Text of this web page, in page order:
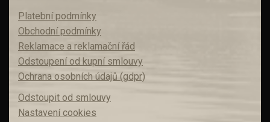
Platební podmínky
Obchodní podmínky
Reklamace a reklamační řád
Odstoupení od kupní smlouvy
Ochrana osobních údajů (gdpr)
Odstoupit od smlouvy
Nastavení cookies